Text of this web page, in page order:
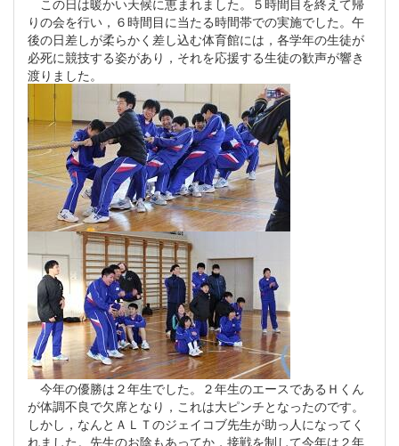
この日は暖かい天候に恵まれました。５時間目を終えて帰
りの会を行い，６時間目に当たる時間帯での実施でした。午
後の日差しが柔らかく差し込む体育館には，各学年の生徒が
必死に競技する姿があり，それを応援する生徒の歓声が響き
渡りました。
今年の優勝は２年生でした。２年生のエースであるＨくん
が体調不良で欠席となり，これは大ピンチとなったのです。
しかし，なんとＡＬＴのジェイコブ先生が助っ人になってく
れました。先生のお陰もあってか，接戦を制して今年は２年